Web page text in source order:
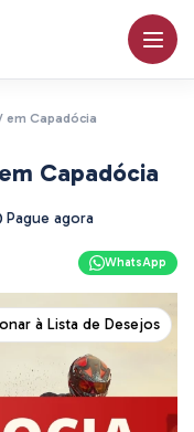
em Capadócia
Capadócia
Pague agora
WhatsApp
à Lista de Desejos